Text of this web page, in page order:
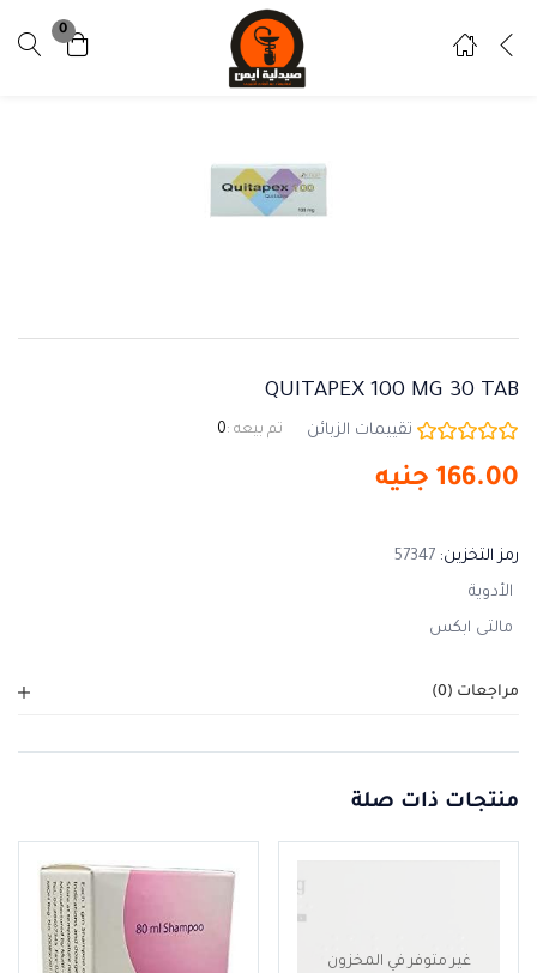
0
تسجيل دخول تسجيل
QUITAPEX 100 MG 30 TAB
تقييمات الزبائن تم بيعه :0
166.00 جنيه
رمز التخزين: 57347
الأدوية
مالتى ابكس
مراجعات (0)
منتجات ذات صلة
غير متوفر في المخزون